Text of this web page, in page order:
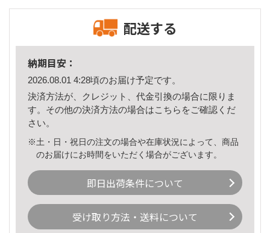
配送する
納期目安：
2026.08.01 4:28頃のお届け予定です。
決済方法が、クレジット、代金引換の場合に限りま
す。その他の決済方法の場合はこちら をご確認くだ
さい。
※土・日・祝日の注文の場合や在庫状況によって、商品
のお届けにお時間をいただく場合がございます。
即日出荷条件について
受け取り方法・送料について